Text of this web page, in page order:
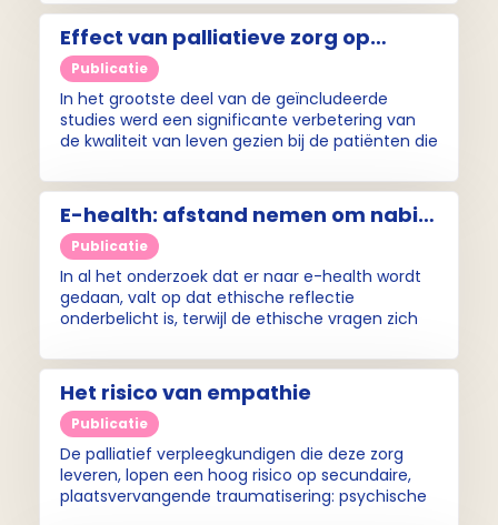
Effect van palliatieve zorg op
patiënten met Parkinson en hun
zorgverleners
Publicatie
In het grootste deel van de geïncludeerde
studies werd een significante verbetering van
de kwaliteit van leven gezien bij de patiënten die
E-health: afstand nemen om nabij
te kunnen zijn
Publicatie
In al het onderzoek dat er naar e-health wordt
gedaan, valt op dat ethische reflectie
onderbelicht is, terwijl de ethische vragen zich
Het risico van empathie
Publicatie
De palliatief verpleegkundigen die deze zorg
leveren, lopen een hoog risico op secundaire,
plaatsvervangende traumatisering: psychische